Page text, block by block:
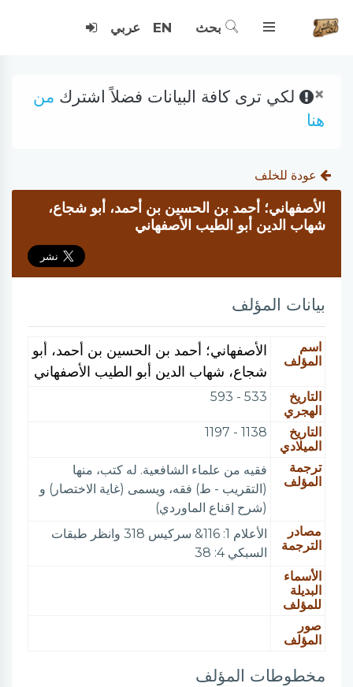
بحث EN عربي
× لكي ترى كافة البيانات فضلاً اشترك من
هنا
عودة للخلف
الأصفهاني؛ أحمد بن الحسين بن أحمد، أبو شجاع،
شهاب الدين أبو الطيب الأصفهاني
بيانات المؤلف
اسم
المؤلف
الأصفهاني؛ أحمد بن الحسين بن أحمد، أبو
شجاع، شهاب الدين أبو الطيب الأصفهاني
التاريخ
الهجري
533 - 593
التاريخ
الميلادي
1138 - 1197
ترجمة
المؤلف
فقيه من علماء الشافعية. له كتب، منها
(التقريب - ط) فقه، ويسمى (غاية الاختصار) و
(شرح إقناع الماوردي)
مصادر
الترجمة
الأعلام 1: 116& سركيس 318 وانظر طبقات
السبكي 4: 38
الأسماء
البديلة
للمؤلف
صور
المؤلف
مخطوطات المؤلف